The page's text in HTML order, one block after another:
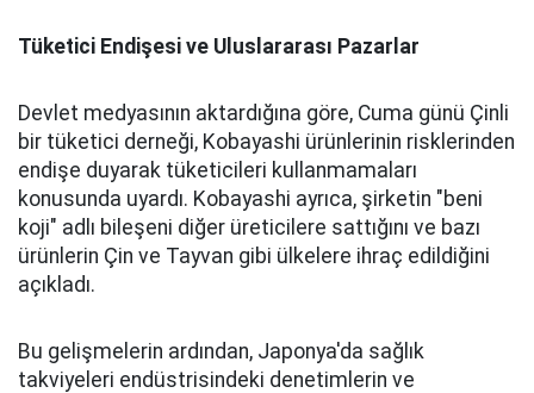
Tüketici Endişesi ve Uluslararası Pazarlar
Devlet medyasının aktardığına göre, Cuma günü Çinli
bir tüketici derneği, Kobayashi ürünlerinin risklerinden
endişe duyarak tüketicileri kullanmamaları
konusunda uyardı. Kobayashi ayrıca, şirketin "beni
koji" adlı bileşeni diğer üreticilere sattığını ve bazı
ürünlerin Çin ve Tayvan gibi ülkelere ihraç edildiğini
açıkladı.
Bu gelişmelerin ardından, Japonya'da sağlık
takviyeleri endüstrisindeki denetimlerin ve